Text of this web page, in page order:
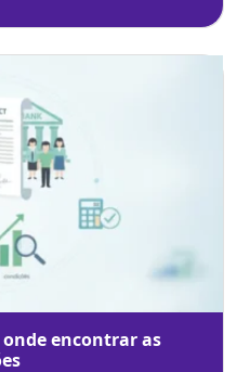
encontrar as